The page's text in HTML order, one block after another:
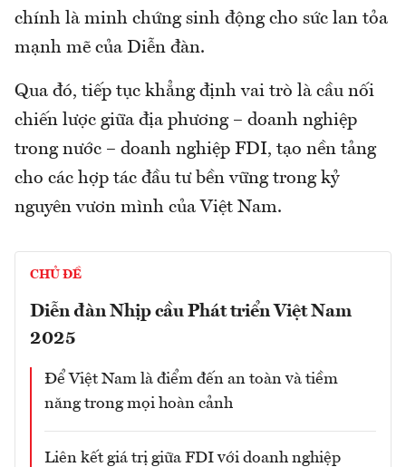
chính là minh chứng sinh động cho sức lan tỏa
mạnh mẽ của Diễn đàn.
Qua đó, tiếp tục khẳng định vai trò là cầu nối
chiến lược giữa địa phương – doanh nghiệp
trong nước – doanh nghiệp FDI, tạo nền tảng
cho các hợp tác đầu tư bền vững trong kỷ
nguyên vươn mình của Việt Nam.​
CHỦ ĐỀ
Diễn đàn Nhịp cầu Phát triển Việt Nam
2025
Để Việt Nam là điểm đến an toàn và tiềm
năng trong mọi hoàn cảnh
Liên kết giá trị giữa FDI với doanh nghiệp